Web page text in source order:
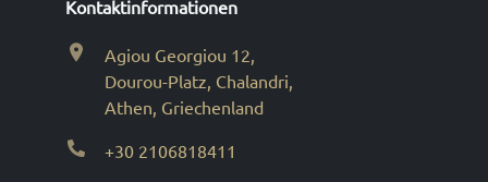
Kontaktinformationen
Agiou Georgiou 12,
Dourou-Platz, Chalandri,
Athen, Griechenland
+30 2106818411